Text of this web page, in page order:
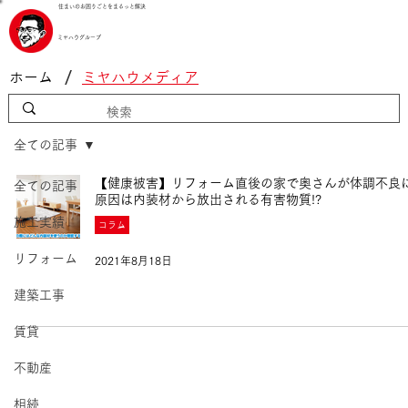
ミヤハウグループ
住まいのお困りごとをまるっと解決
ホーム / ミヤハウメディア
全ての記事
施工実績
リフォーム
建築工事
賃貸
不動産
相続
全ての記事
【健康被害】リフォーム直後の家で奥さんが体調不良
原因は内装材から放出される有害物質!?
コラム
2021年8月18日